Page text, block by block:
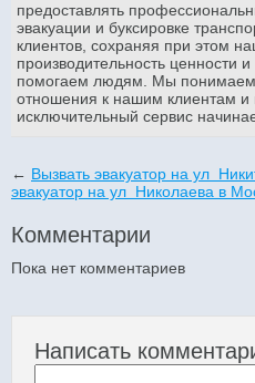
предоставлять
эвакуации и буксировке
клиентов, сохраняя при этом
производительность
помогаем людям. Мы понимаем
отношения к нашим клиентам и
исключительный сервис
← Вызвать эвакуатор на ул
эвакуатор на ул Николаева в
Комментарии
Пока нет комментариев
Написать